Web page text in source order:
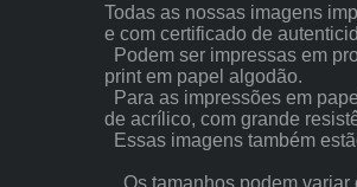
Todas as nossas imagens
e com certificado de
Podem ser impressas em
print em papel algodão.
Para as impressões em
de acrílico, com grande
Essas imagens também
Os tamanhos podem variar